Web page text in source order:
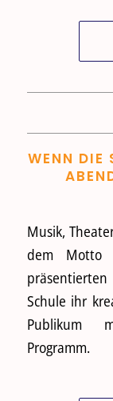
WENN DIE
Musik,
dem Motto
Schule ihr
Publikum
Programm.